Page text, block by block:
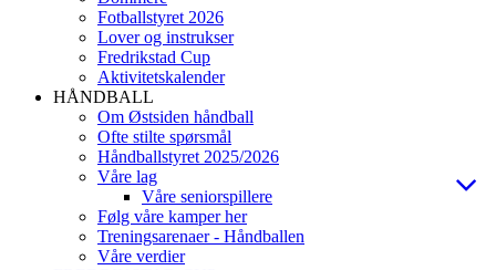
Fotballstyret 2026
Lover og instrukser
Fredrikstad Cup
Aktivitetskalender
HÅNDBALL
Om Østsiden håndball
Ofte stilte spørsmål
Håndballstyret 2025/2026
Våre lag
Våre seniorspillere
Følg våre kamper her
Treningsarenaer - Håndballen
Våre verdier